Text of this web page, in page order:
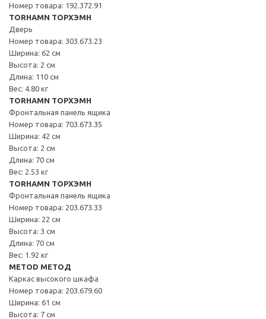
Номер товара: 192.372.91
TORHAMN ТОРХЭМН
Дверь
Номер товара: 303.673.23
Ширина: 62 см
Высота: 2 см
Длина: 110 см
Вес: 4.80 кг
TORHAMN ТОРХЭМН
Фронтальная панель ящика
Номер товара: 703.673.35
Ширина: 42 см
Высота: 2 см
Длина: 70 см
Вес: 2.53 кг
TORHAMN ТОРХЭМН
Фронтальная панель ящика
Номер товара: 203.673.33
Ширина: 22 см
Высота: 3 см
Длина: 70 см
Вес: 1.92 кг
METOD МЕТОД
Каркас высокого шкафа
Номер товара: 203.679.60
Ширина: 61 см
Высота: 7 см